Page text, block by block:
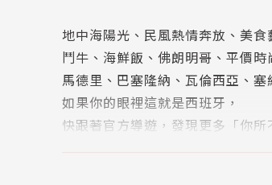
地中海陽光、民風熱情奔放、美食
鬥牛、海鮮飯、佛朗明哥、平價時
馬德里、巴塞隆納、瓦倫西亞、
如果你的眼裡這就是西班牙，
快跟著官方導遊，發現更多「你所
◆跟市面上旅遊書有何不同？一